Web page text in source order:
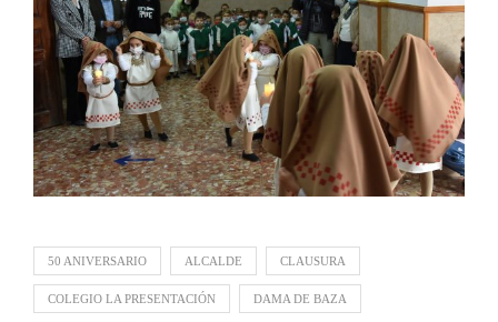
50 ANIVERSARIO ALCALDE CLAUSURA
COLEGIO LA PRESENTACIÓN DAMA DE BAZA